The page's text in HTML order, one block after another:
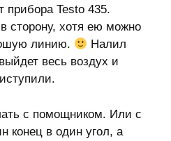
прибора Testo 435.
сторону, хотя ею можно
линию.
Налил
весь воздух и
с помощником. Или с
конец в один угол, а